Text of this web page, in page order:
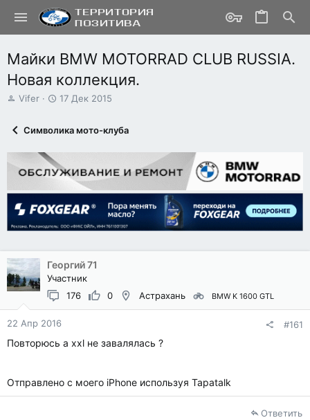
Майки BMW MOTORRAD CLUB RUSSIA.
Новая коллекция.
А
е
ы
Vifer
Д
а
ч
л
а
17 Дек 2015
Символика мото-клуба
Георгий 71
Участник
176
0 Астрахань BMW K 1600 GTL
22 Апр 2016 #161
Повторюсь а xxl не завалялась ?
Отправлено с моего iPhone используя Tapatalk
Ответить